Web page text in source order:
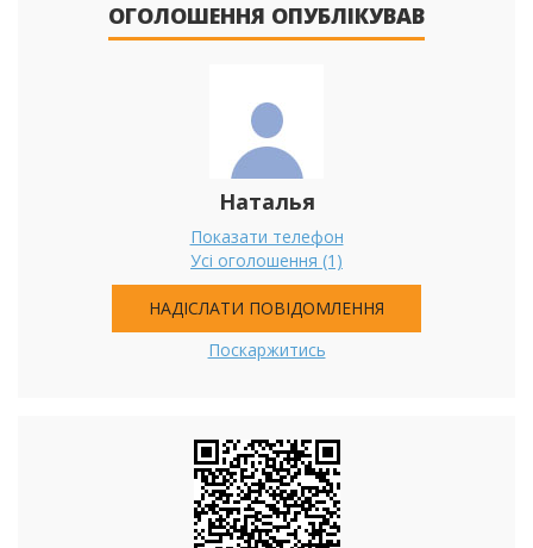
ОГОЛОШЕННЯ ОПУБЛІКУВАВ
Наталья
Показати телефон
Усі оголошення (1)
НАДІСЛАТИ ПОВІДОМЛЕННЯ
Поскаржитись